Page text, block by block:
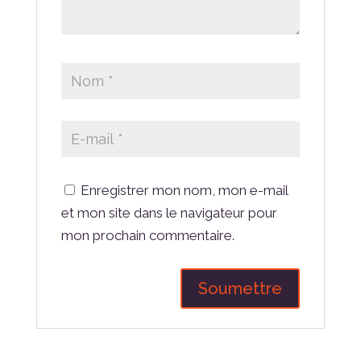
Enregistrer mon nom, mon e-mail
et mon site dans le navigateur pour
mon prochain commentaire.